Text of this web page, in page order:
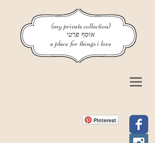
{my private collection}
אוסף פרטי
a place for things i love
Pinterest